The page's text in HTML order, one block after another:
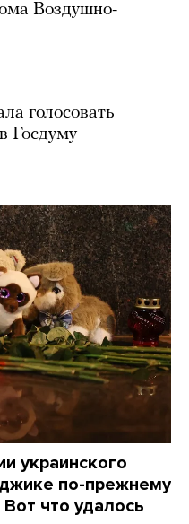
Воздушно-
голосовать
Госдуму
украинского
по-прежнему
что удалось